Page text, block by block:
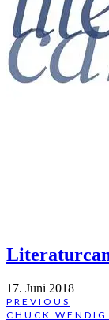
17. Juni 2018
PREVIOUS
PREVIOUS
CHUCK WENDIG